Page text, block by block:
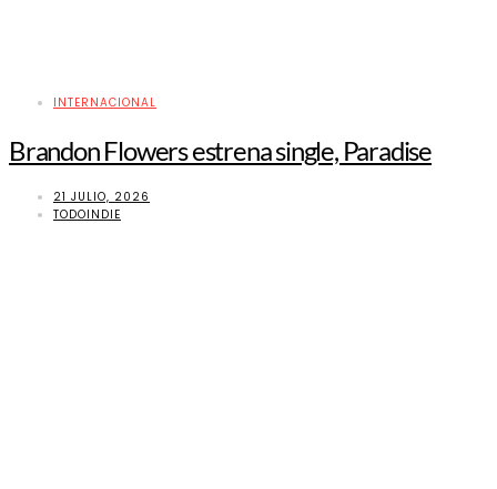
INTERNACIONAL
Brandon Flowers estrena single, Paradise
21 JULIO, 2026
TODOINDIE